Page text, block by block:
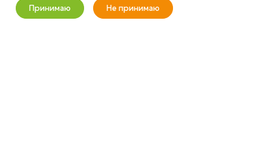
info@wizardgum.ru
Принимаю Не принимаю